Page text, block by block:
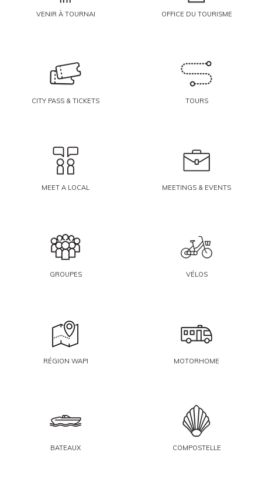
VENIR À TOURNAI OFFICE DU TOURISME
CITY PASS & TICKETS TOURS
MEET A LOCAL MEETINGS & EVENTS
GROUPES VÉLOS
RÉGION WAPI MOTORHOME
BATEAUX COMPOSTELLE